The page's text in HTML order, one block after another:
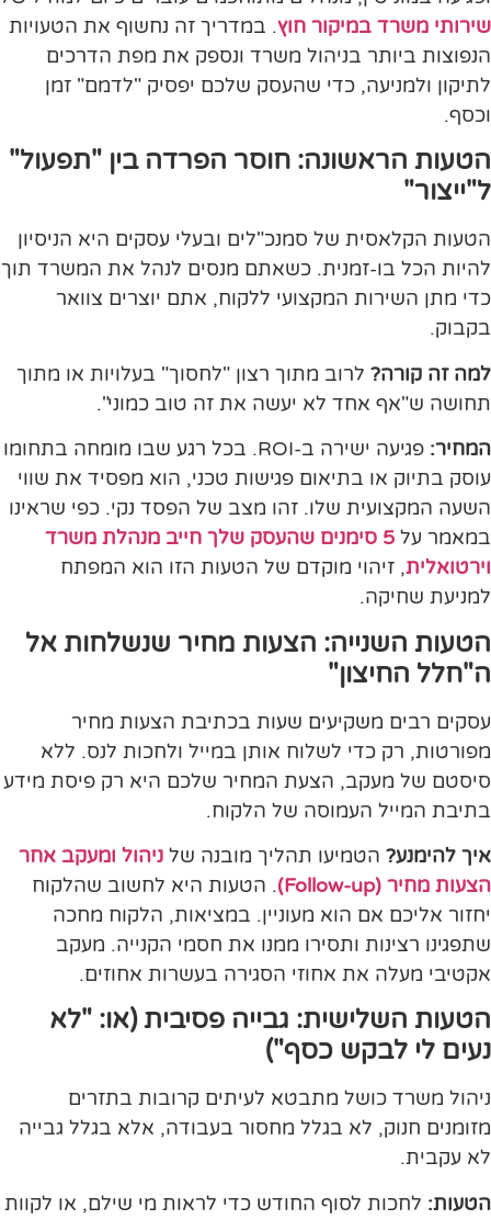
שירותי משרד במיקור חוץ. במדריך זה נחשוף את הטעויות
הנפוצות ביותר בניהול משרד ונספק את מפת הדרכים
לתיקון ולמניעה, כדי שהעסק שלכם יפסיק "לדמם" זמן
וכסף.
הטעות הראשונה: חוסר הפרדה בין "תפעול"
ל"ייצור"
הטעות הקלאסית של סמנכ"לים ובעלי עסקים היא הניסיון
להיות הכל בו-זמנית. כשאתם מנסים לנהל את המשרד תוך
כדי מתן השירות המקצועי ללקוח, אתם יוצרים צוואר
בקבוק.
למה זה קורה? לרוב מתוך רצון "לחסוך" בעלויות או מתוך
תחושה ש"אף אחד לא יעשה את זה טוב כמוני".
המחיר:
פגיעה ישירה ב-ROI. בכל רגע שבו מומחה בתחומו
עוסק בתיוק או בתיאום פגישות טכני, הוא מפסיד את שווי
השעה המקצועית שלו. זהו מצב של הפסד נקי. כפי שראינו
במאמר על
5 סימנים שהעסק שלך חייב מנהלת משרד
וירטואלית, זיהוי מוקדם של הטעות הזו הוא המפתח
למניעת שחיקה.
הטעות השנייה: הצעות מחיר שנשלחות אל
ה"חלל החיצון"
עסקים רבים משקיעים שעות בכתיבת הצעות מחיר
מפורטות, רק כדי לשלוח אותן במייל ולחכות לנס. ללא
סיסטם של מעקב, הצעת המחיר שלכם היא רק פיסת מידע
בתיבת המייל העמוסה של הלקוח.
איך להימנע? הטמיעו תהליך מובנה של ניהול ומעקב אחר
הצעות מחיר (Follow-up)
. הטעות היא לחשוב שהלקוח
יחזור אליכם אם הוא מעוניין. במציאות, הלקוח מחכה
שתפגינו רצינות ותסירו ממנו את חסמי הקנייה. מעקב
אקטיבי מעלה את אחוזי הסגירה בעשרות אחוזים.
הטעות השלישית: גבייה פסיבית (או: "לא
נעים לי לבקש כסף")
ניהול משרד כושל מתבטא לעיתים קרובות בתזרים
מזומנים חנוק, לא בגלל מחסור בעבודה, אלא בגלל גבייה
לא עקבית.
הטעות: לחכות לסוף החודש כדי לראות מי שילם, או לקוות